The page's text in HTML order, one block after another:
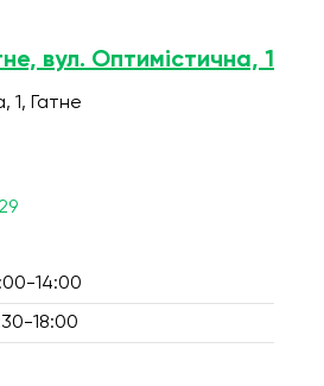
вул. Оптимістична, 1
1, Гатне
14:00
18:00